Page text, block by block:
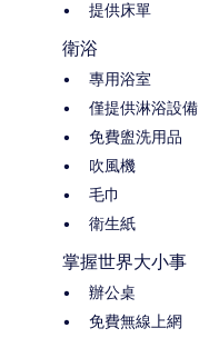
提供床單
衛浴
專用浴室
僅提供淋浴設備
免費盥洗用品
吹風機
毛巾
衛生紙
掌握世界大小事
辦公桌
免費無線上網